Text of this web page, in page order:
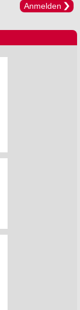
Anmelden